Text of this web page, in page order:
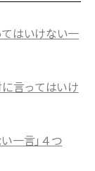
はいけない一
に言ってはいけ
一言」４つ